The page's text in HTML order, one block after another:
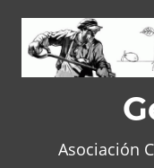
content
Asociación